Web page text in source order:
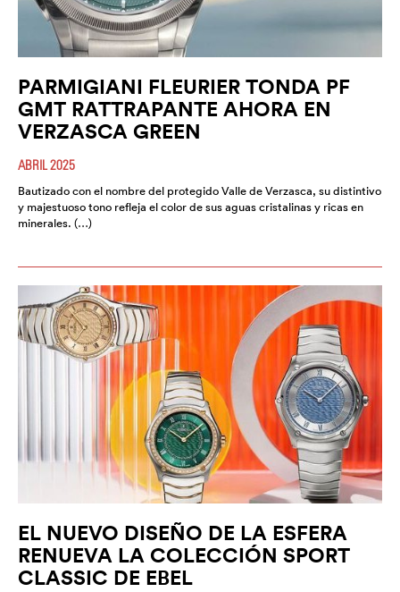
PARMIGIANI FLEURIER TONDA PF
GMT RATTRAPANTE AHORA EN
VERZASCA GREEN
ABRIL 2025
Bautizado con el nombre del protegido Valle de Verzasca, su distintivo
y majestuoso tono refleja el color de sus aguas cristalinas y ricas en
minerales. (…)
EL NUEVO DISEÑO DE LA ESFERA
RENUEVA LA COLECCIÓN SPORT
CLASSIC DE EBEL